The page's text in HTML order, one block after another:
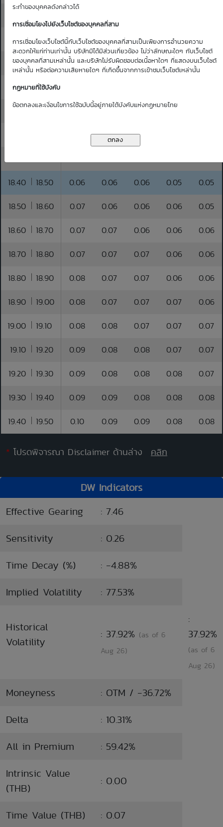
ระทำของบุคคลดังกล่าวได้
การเชื่อมโยงไปยังเว็บไซต์ของบุคคลที่สาม
การเชื่อมโยงเว็บไซต์นี้กับเว็บไซต์ของบุคคลที่สามเป็นเพียงการอำนวยความ
สะดวกให้แก่ท่านเท่านั้น บริษัทมิได้มีส่วนเกี่ยวข้อง ไม่ว่าลักษณะใดๆ กับเว็บไซต์
ของบุคคลที่สามเหล่านั้น และบริษัทไม่รับผิดชอบต่อเนื้อหาใดๆ ที่แสดงบนเว็บไซต์
เหล่านั้น หรือต่อความเสียหายใดๆ ที่เกิดขึ้นจากการเข้าชมเว็บไซต์เหล่านั้น
กฏหมายที่ใช้บังคับ
ข้อตกลงและเงื่อนไขการใช้ฉบับนี้อยู่ภายใต้บังคับแห่งกฏหมายไทย
17.80 17.90 0.05 0.05 0.04 0.04 0.04
17.90 18.00 0.05 0.05 0.05 0.04 0.04
18.00 18.10
18.10 18.20 0.06 0.05 0.05 0.05
0.06 0.05
18.40 18.50 0.06 0.06 0.06 0.05 0.05
18.50 18.60 0.07 0.06 0.06 0.06 0.05
18.60 18.70 0.07 0.07 0.06 0.06 0.06
18.70 18.80 0.07 0.07 0.07 0.06 0.06
18.80 18.90 0.08 0.07 0.07 0.06 0.06
18.90 19.00 0.08 0.07 0.07 0.07 0.06
19.00 19.10 0.08 0.08 0.07 0.07 0.07
19.10 19.20 0.09 0.08 0.08 0.07 0.07
19.20 19.30 0.09 0.08 0.08 0.08 0.07
19.30 19.40 0.09 0.09 0.08 0.08 0.08
19.40 19.50 0.10 0.09 0.09 0.08 0.08
* โปรดพิจารณา Disclaimer ด้านล่าง คลิก
DW Indicators
Effective Gearing
: 7.46
Sensitivity
: 0.26
Time Decay (%)
: -4.88%
Implied Volatility
: 77.53%
Historical
Volatility
: 37.92% (as of 6
Aug 26)
:
37.92%
(as of 6
Aug 26)
Moneyness
: OTM / -36.72%
Delta
: 10.31%
All in Premium
: 59.42%
Intrinsic Value
(THB)
: 0.00
Time Value (THB) : 0.07